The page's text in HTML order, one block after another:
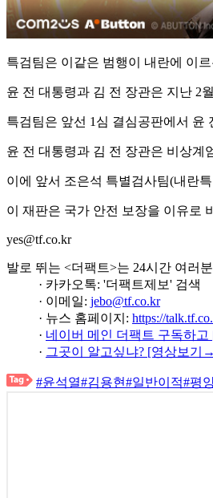
특검팀은 이같은 범행이 내란에 이
윤 전 대통령과 김 전 장관은 지난 2
특검팀은 앞선 1심 결심공판에서 윤
윤 전 대통령과 김 전 장관은 비상계
이에 앞서 조은석 특별검사팀(내란
이 재판은 국가 안전 보장을 이유로
yes@tf.co.kr
발로 뛰는 <더팩트>는 24시간 여러
· 카카오톡: '더팩트제보' 검색
· 이메일: jebo@tf.co.kr
· 뉴스 홈페이지: https://
· 네이버 메인 더팩트 구독하
· 그곳이 알고싶냐? [영상보기
#윤석열#김용현#일반이적#평